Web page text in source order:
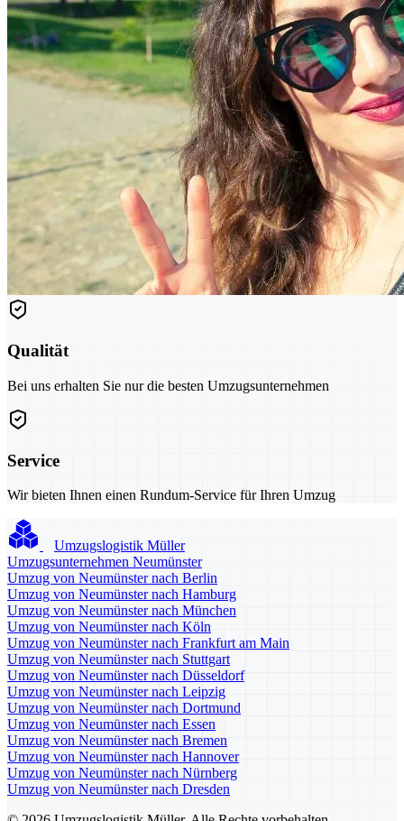
Qualität
Bei uns erhalten Sie nur die besten Umzugsunternehmen
Service
Wir bieten Ihnen einen Rundum-Service für Ihren Umzug
Umzugslogistik Müller
Umzugsunternehmen Neumünster
Umzug von Neumünster nach Berlin
Umzug von Neumünster nach Hamburg
Umzug von Neumünster nach München
Umzug von Neumünster nach Köln
Umzug von Neumünster nach Frankfurt am Main
Umzug von Neumünster nach Stuttgart
Umzug von Neumünster nach Düsseldorf
Umzug von Neumünster nach Leipzig
Umzug von Neumünster nach Dortmund
Umzug von Neumünster nach Essen
Umzug von Neumünster nach Bremen
Umzug von Neumünster nach Hannover
Umzug von Neumünster nach Nürnberg
Umzug von Neumünster nach Dresden